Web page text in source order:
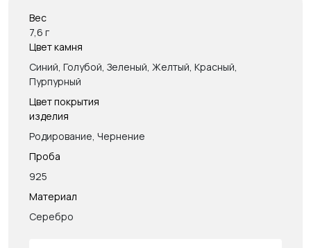
Вес
7,6 г
Цвет камня
Синий, Голубой, Зеленый, Желтый, Красный,
Пурпурный
Цвет покрытия
изделия
Родирование, Чернение
Проба
925
Материал
Серебро